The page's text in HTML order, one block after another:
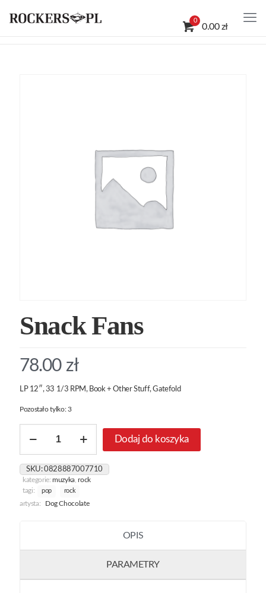
0
0.00 zł
Snack Fans
78.00 zł
LP 12″, 33 1/3 RPM, Book + Other Stuff, Gatefold
Pozostało tylko: 3
Snack
Dodaj do koszyka
SKU:0828887007710
kategorie:muzyka,rock
tagi:
pop rock
artysta: Dog Chocolate
OPIS
PARAMETRY